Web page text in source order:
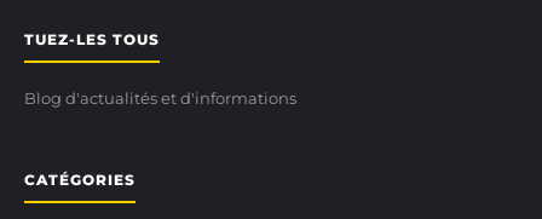
TUEZ-LES TOUS
Blog d'actualités et d'informations
CATÉGORIES